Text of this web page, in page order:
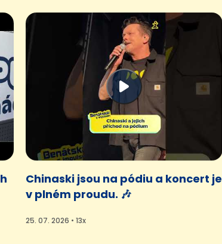
Chinaski jsou na pódiu a koncert je
v plném proudu. 🎶
25. 07. 2026 • 13x